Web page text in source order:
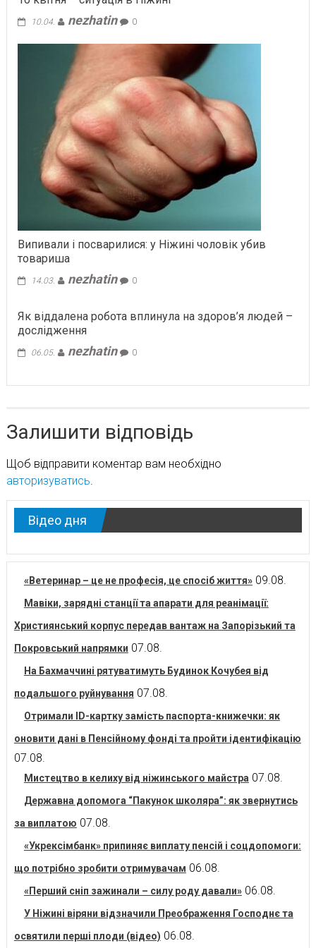
10.04. nezhatin 0
Випивали і посварилися: у Ніжині чоловік убив
товариша
14.03. nezhatin 0
Як віддалена робота вплинула на здоров’я людей –
дослідження
06.05. nezhatin 0
Залишити відповідь
Щоб відправити коментар вам необхідно
авторизуватись
Відео дня
«Ветеринар – це не професія, це спосіб життя» 09.08.
Мавіки, зарядні станції та апарати для реанімації:
Християнський корпус передав вантаж на Запорізький та
Покровський напрямки 07.08.
На Бахмаччині рятуватимуть Будинок Кочубея від
подальшого руйнування 07.08.
Отримали ID-картку замість паспорта-книжечки: як
оновити дані в Пенсійному фонді та пройти ідентифікацію
07.08.
Мистецтво в келиху від ніжинського майстра 07.08.
Державна допомога “Пакунок школяра”: як звернутись
за виплатою 07.08.
«Укрексімбанк» припиняє виплату пенсій і соцдопомоги:
що потрібно зробити отримувачам 06.08.
«Перший сніп зажинали – силу роду давали» 06.08.
У Ніжині віряни відзначили Преображення Господнє та
освятили перші плоди (відео) 06.08.